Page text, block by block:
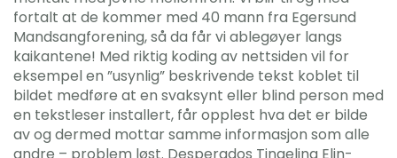
fortalt at de kommer med 40 mann fra Egersund
Mandsangforening, så da får vi ablegøyer langs
kaikantene! Med riktig koding av nettsiden vil for
eksempel en ”usynlig” beskrivende tekst koblet til
bildet medføre at en svaksynt eller blind person med
en tekstleser installert, får opplest hva det er bilde
av og dermed mottar samme informasjon som alle